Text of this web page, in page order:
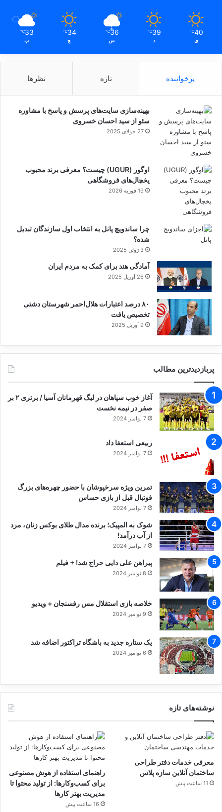
40
℃
ی
39
℃
د
36
℃
س
34
℃
چ
33
℃
پ
پرخواننده تازه نظرها
بهینه‌سازی سایت‌های پرسش و پاسخ با مشاوره
سئو از سید احسان خسروی
27 جولای 2025
اوگور (UGUR) چیست؟ معرفی برند محبوب
یخچال‌های فروشگاهی
19 فوریه 2026
چرا ساندویچ پانل به انتخاب اول سازندگان تبدیل
شده؟
3 ژوئن 2025
آمادگی هند برای کمک به مردم ایران
26 آوریل 2025
۸۰ درصد اعتبارات هلال‌احمر شهرستان دشتی
تخصیص یافت
9 آوریل 2025
پربازدیدترین مطالب
آغاز خوب سپاهان در لیگ قهرمانان آسیا / برتری ۲ بر
صفر در نیمه نخست
7 نوامبر 2024
ربیعی استعفا داد
7 نوامبر 2024
تمرین ویژه سرخپوشان با حضور چهره‌های بزرگ
فوتبال قبل از بازی حساس
7 نوامبر 2024
شوک به المپیک؛ برنده مدال طلای بوکس زنان، مرد
از آب درآمد!
7 نوامبر 2024
پیراهن علی دایی حراج شد! + فیلم
8 نوامبر 2024
خلاصه بازی استقلال مس رفسنجان + ویدیو
9 نوامبر 2024
یک ستاره جدید به باشگاه تراکتور اضافه شد
6 نوامبر 2024
نوشته‌های تازه
معرفی خدمات دفتر طراحی
ساختمان آنلاین سازه پلاس
11 ساعت پیش
راهنمای استفاده از هوش مصنوعی
برای کسب‌وکارها: از تولید محتوا تا
مدیریت بهتر کارها
16 ساعت پیش